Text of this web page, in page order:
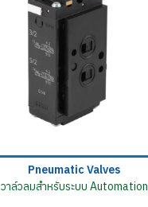
Pneumatic Valves
วาล์วลมสำหรับระบบ Automation